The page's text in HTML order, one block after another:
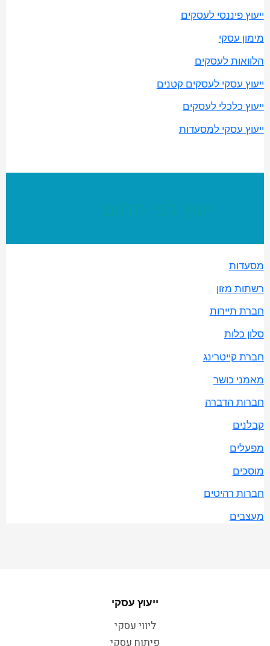
ייעוץ פיננסי לעסקים
מימון עסקי
הלוואות לעסקים
ייעוץ עסקי לעסקים קטנים
ייעוץ כלכלי לעסקים
ייעוץ עסקי למסעדות
מסעדות
רשתות מזון
חברת תיירות
סלון כלות
חברת קייטרינג
מאמני כושר
חברות הדברה
קבלנים
מפעלים
מוסכים
חברות רהיטים
מעצבים
ייעוץ עסקי
ליווי עסקי
פיתוח עסקי